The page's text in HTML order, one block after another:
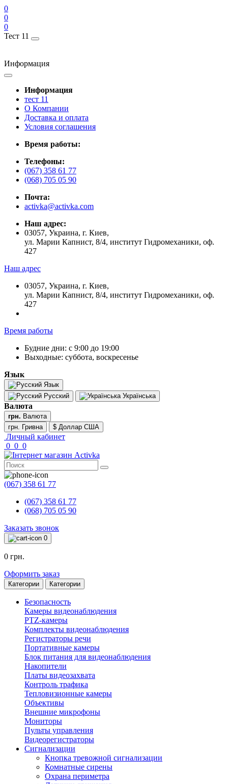
0
0
0
Тест 11
Информация
Информация
тест 11
О Компании
Доставка и оплата
Условия соглашения
Время работы:
Телефоны:
(067) 358 61 77
(068) 705 05 90
Почта:
activka@activka.com
Наш адрес:
03057, Украина, г. Киев,
ул. Марии Капнист, 8/4, институт Гидромеханики, оф.
427
Наш адрес
03057, Украина, г. Киев,
ул. Марии Капнист, 8/4, институт Гидромеханики, оф.
427
Время работы
Будние дни: с 9:00 до 19:00
Выходные: суббота, воскресенье
Язык
Язык
Русский
Українська
Валюта
грн. Валюта
грн. Гривна
$ Доллар США
Личный кабинет
0 0 0
(067) 358 61 77
(067) 358 61 77
(068) 705 05 90
Заказать звонок
0
0 грн.
Оформить заказ
Категории Категории
Безопасность
Камеры видеонаблюдения
PTZ-камеры
Комплекты видеонаблюдения
Регистраторы речи
Портативные камеры
Блок питания для видеонаблюдения
Накопители
Платы видеозахвата
Контроль трафика
Тепловизионные камеры
Объективы
Внешние микрофоны
Мониторы
Пульты управления
Видеорегистраторы
Сигнализации
Кнопка тревожной сигнализации
Комнатные сирены
Охрана периметра